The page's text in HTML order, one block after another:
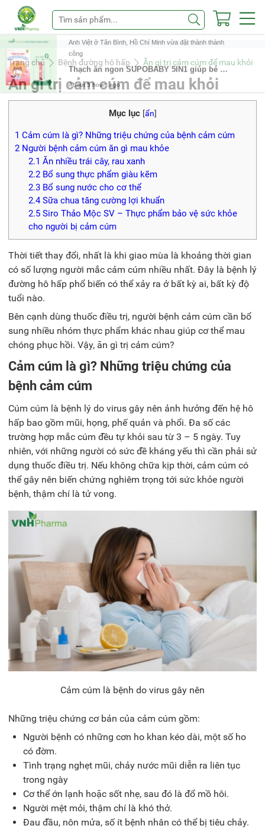
Trang chủ Bệnh đường hô hấp Ăn gì trị cảm cúm để mau khỏi
Ăn gì trị cảm cúm để mau khỏi
Mục lục [ẩn]
1 Cảm cúm là gì? Những triệu chứng của bệnh cảm cúm
2 Người bệnh cảm cúm ăn gì mau khỏe
2.1 Ăn nhiều trái cây, rau xanh
2.2Bổ sung thực phẩm giàu kẽm
2.3Bổ sung nước cho cơ thể
2.4Sữa chua tăng cường lợi khuẩn
2.5Siro Thảo Mộc SV – Thực phẩm bảo vệ sức khỏe
cho người bị cảm cúm
Thời tiết thay đổi, nhất là khi giao mùa là khoảng thời gian
có số lượng người mắc cảm cúm nhiều nhất. Đây là bệnh lý
đường hô hấp phổ biến có thể xảy ra ở bất kỳ ai, bất kỳ độ
tuổi nào.
Bên cạnh dùng thuốc điều trị, người bệnh cảm cúm cần bổ
sung nhiều nhóm thực phẩm khác nhau giúp cơ thể mau
chóng phục hồi. Vậy, ăn gì trị cảm cúm?
Cảm cúm là gì? Những triệu chứng của
bệnh cảm cúm
Cúm cúm là bệnh lý do virus gây nên ảnh hưởng đến hệ hô
hấp bao gồm mũi, họng, phế quản và phổi. Đa số các
trường hợp mắc cúm đều tự khỏi sau từ 3 – 5 ngày. Tuy
nhiên, với những người có sức đề kháng yếu thì cần phải sử
dụng thuốc điều trị. Nếu không chữa kịp thời, cảm cúm có
thể gây nên biến chứng nghiêm trọng tới sức khỏe người
bệnh, thậm chí là tử vong.
Cảm cúm là bệnh do virus gây nên
Những triệu chứng cơ bản của cảm cúm gồm:
Người bệnh có những cơn ho khan kéo dài, một số ho
có đờm.
Tình trạng nghẹt mũi, chảy nước mũi diễn ra liên tục
trong ngày
Cơ thể ớn lạnh hoặc sốt nhẹ, sau đó là đổ mồ hôi.
Người mệt mỏi, thậm chí là khó thở.
Đau đầu, nôn mửa, số ít bệnh nhân có thể bị tiêu chảy.